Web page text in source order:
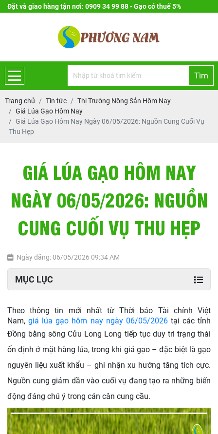
Đặt và giao hàng tận nơi: 0909 34 99 88 - Gạo có thuế 5%
Tìm
Trang chủ Tin tức
Thị Trường Nông Sản Hôm Nay
Giá Lúa Gạo Hôm Nay
Giá Lúa Gạo Hôm Nay Ngày 06/05/2026: Nguồn Cung Cuối Vụ
Thu Hẹp
GIÁ LÚA GẠO HÔM NAY
NGÀY 06/05/2026: NGUỒN
CUNG CUỐI VỤ THU HẸP
Ngày đăng: 06/05/2026 09:34 AM
MỤC LỤC
Theo thông tin mới nhất từ Thời báo Tài chính Việt
Nam,giá lúa gạo hôm nay ngày 06/05/2026tại các tỉnh
Đồng bằng sông Cửu Long Long tiếp tục duy trì trạng thái
ổn định ở mặt hàng lúa, trong khi giá gạo – đặc biệt là gạo
nguyên liệu xuất khẩu – ghi nhận xu hướng tăng tích cực.
Nguồn cung giảm dần vào cuối vụ đang tạo ra những biến
động đáng chú ý trong cán cân cung cầu.